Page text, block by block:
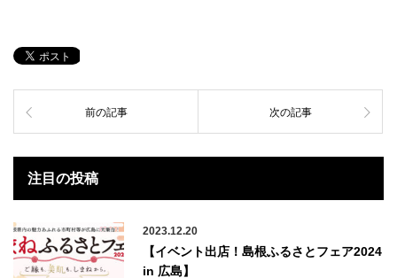
前の記事 次の記事
注目の投稿
2023.12.20
【イベント出店！島根ふるさとフェア2024
in 広島】